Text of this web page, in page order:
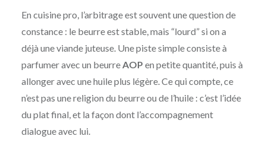
En cuisine pro, l’arbitrage est souvent une question de
constance : le beurre est stable, mais “lourd” si on a
déjà une viande juteuse. Une piste simple consiste à
parfumer avec un beurre AOP en petite quantité, puis à
allonger avec une huile plus légère. Ce qui compte, ce
n’est pas une religion du beurre ou de l’huile : c’est l’idée
du plat final, et la façon dont l’accompagnement
dialogue avec lui.